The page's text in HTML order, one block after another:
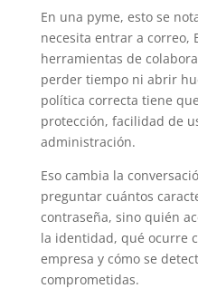
En una pyme, esto se
necesita entrar a correo,
herramientas de
perder tiempo ni abrir
política correcta tiene
protección, facilidad de
administración.
Eso cambia la
preguntar cuántos
contraseña, sino quién
la identidad, qué ocurre
empresa y cómo se
comprometidas.